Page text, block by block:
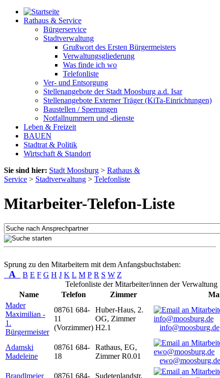
Rathaus & Service
Bürgerservice
Stadtverwaltung
Grußwort des Ersten Bürgermeisters
Verwaltungsgliederung
Was finde ich wo
Telefonliste
Ver- und Entsorgung
Stellenangebote der Stadt Moosburg a.d. Isar
Stellenangebote Externer Träger (KiTa-Einrichtungen)
Baustellen / Sperrungen
Notfallnummern und -dienste
Leben & Freizeit
BAUEN
Stadtrat & Politik
Wirtschaft & Standort
Sie sind hier: Stadt Moosburg > Rathaus &
Service > Stadtverwaltung > Telefonliste
Mitarbeiter-Telefon-Liste
Sprung zu den Mitarbeitern mit dem Anfangsbuchstaben:
A B E F G H J K L M P R S W Z
Telefonliste der Mitarbeiter/innen der Verwaltung
Name
Telefon Zimmer
Mader
Maximilian -
1.
Bürgermeister
08761 684-
11
(Vorzimmer)
Huber-Haus, 2.
OG, Zimmer
H2.1
info@moosburg.de
Adamski
Madeleine
08761 684-
18
Rathaus, EG,
Zimmer R0.01
ewo@moosburg.de
Brandlmeier
08761 684-
Sudetenlandstr.